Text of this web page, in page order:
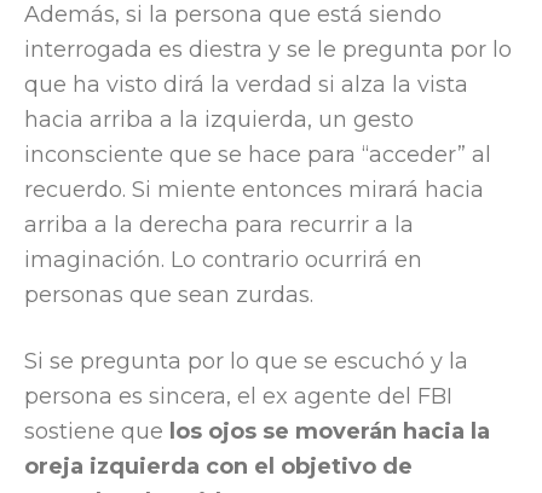
Además, si la persona que está siendo
interrogada es diestra y se le pregunta por lo
que ha visto dirá la verdad si alza la vista
hacia arriba a la izquierda, un gesto
inconsciente que se hace para “acceder” al
recuerdo. Si miente entonces mirará hacia
arriba a la derecha para recurrir a la
imaginación. Lo contrario ocurrirá en
personas que sean zurdas.
Si se pregunta por lo que se escuchó y la
persona es sincera, el ex agente del FBI
sostiene que los ojos se moverán hacia la
oreja izquierda con el objetivo de